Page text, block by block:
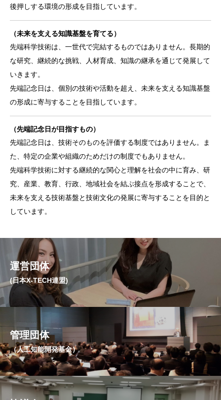
後押しする環境の形成を目指しています。
（未来を支える知識基盤を育てる）
先端科学技術は、一世代で完結するものではありません。長期的
な研究、継続的な挑戦、人材育成、知識の継承を通じて発展して
いきます。
先端記念日は、個別の技術や活動を超え、未来を支える知識基盤
の形成に寄与することを目指しています。
（先端記念日が目指すもの）
先端記念日は、技術そのものを評価する制度ではありません。ま
た、特定の企業や組織のためだけの制度でもありません。
先端科学技術に対する継続的な関心と理解を社会の中に育み、研
究、産業、教育、行政、地域社会を結ぶ接点を形成することで、
未来を支える技術基盤と技術文化の発展に寄与することを目的と
しています。
運営団体
(日本X-TECH連盟)
管理団体
（人工知能開発基金）